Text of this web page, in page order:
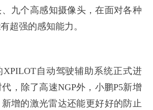
九个高感知摄像头，在面对各种
超强的感知能力。
XPILOT自动驾驶辅助系统正式进
，除了高速NGP外，小鹏P5新增
增的激光雷达还能更好好的防止